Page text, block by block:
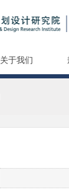
关于我们